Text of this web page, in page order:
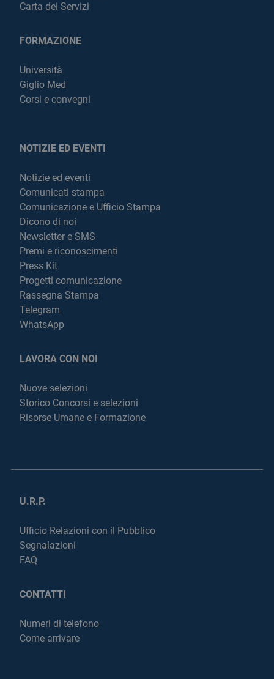
Carta dei Servizi
FORMAZIONE
Università
Giglio Med
Corsi e convegni
NOTIZIE ED EVENTI
Notizie ed eventi
Comunicati stampa
Comunicazione e Ufficio Stampa
Dicono di noi
Newsletter e SMS
Premi e riconoscimenti
Press Kit
Progetti comunicazione
Rassegna Stampa
Telegram
WhatsApp
LAVORA CON NOI
Nuove selezioni
Storico Concorsi e selezioni
Risorse Umane e Formazione
U.R.P.
Ufficio Relazioni con il Pubblico
Segnalazioni
FAQ
CONTATTI
Numeri di telefono
Come arrivare